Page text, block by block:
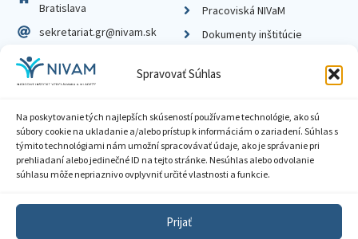
Spravovať Súhlas
Na poskytovanie tých najlepších skúseností používame technológie, ako sú
súbory cookie na ukladanie a/alebo prístup k informáciám o zariadení. Súhlas s
týmito technológiami nám umožní spracovávať údaje, ako je správanie pri
prehliadaní alebo jedinečné ID na tejto stránke. Nesúhlas alebo odvolanie
súhlasu môže nepriaznivo ovplyvniť určité vlastnosti a funkcie.
Prijať
Bratislava
sekretariat.gr@nivam.sk
IČO: 00164348
DIČ: 2020798714
Pracoviská NIVaM
Dokumenty inštitúcie
Zásady ochrany súkromia
Sprístupnenie informácií